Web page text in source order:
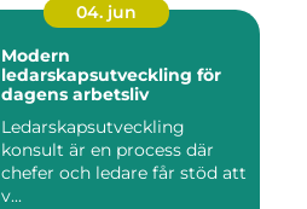
04. jun
Modern
ledarskapsutveckling för
dagens arbetsliv
Ledarskapsutveckling
konsult är en process där
chefer och ledare får stöd att
v...